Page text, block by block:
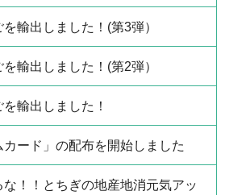
輸出しました！(第3弾）
輸出しました！(第2弾）
輸出しました！
カード」の配布を開始しました
な！！とちぎの地産地消元気アッ